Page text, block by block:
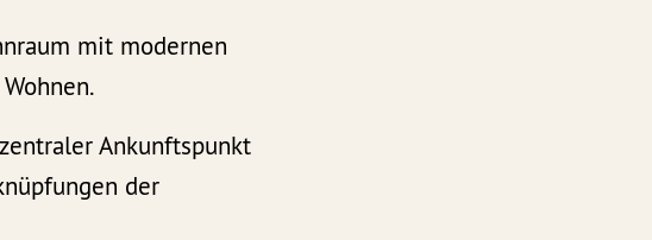
mit modernen
Ankunftspunkt
der